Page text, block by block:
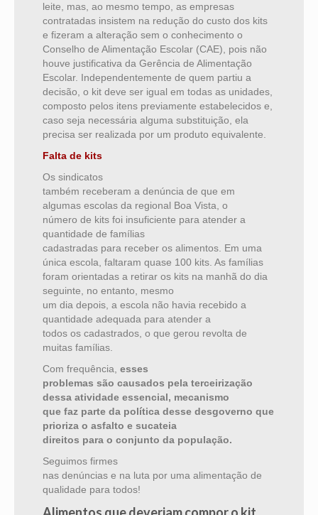
leite, mas, ao mesmo tempo, as empresas
contratadas insistem na redução do custo dos kits
e fizeram a alteração sem o conhecimento o
Conselho de Alimentação Escolar (CAE), pois não
houve justificativa da Gerência de Alimentação
Escolar. Independentemente de quem partiu a
decisão, o kit deve ser igual em todas as unidades,
composto pelos itens previamente estabelecidos e,
caso seja necessária alguma substituição, ela
precisa ser realizada por um produto equivalente.
Falta de kits
Os sindicatos
também receberam a denúncia de que em
algumas escolas da regional Boa Vista, o
número de kits foi insuficiente para atender a
quantidade de famílias
cadastradas para receber os alimentos. Em uma
única escola, faltaram quase 100 kits. As famílias
foram orientadas a retirar os kits na manhã do dia
seguinte, no entanto, mesmo
um dia depois, a escola não havia recebido a
quantidade adequada para atender a
todos os cadastrados, o que gerou revolta de
muitas famílias.
Com frequência, esses
problemas são causados pela terceirização
dessa atividade essencial, mecanismo
que faz parte da política desse desgoverno que
prioriza o asfalto e sucateia
direitos para o conjunto da população.
Seguimos firmes
nas denúncias e na luta por uma alimentação de
qualidade para todos!